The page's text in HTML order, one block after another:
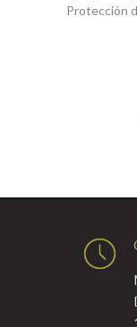
Protección